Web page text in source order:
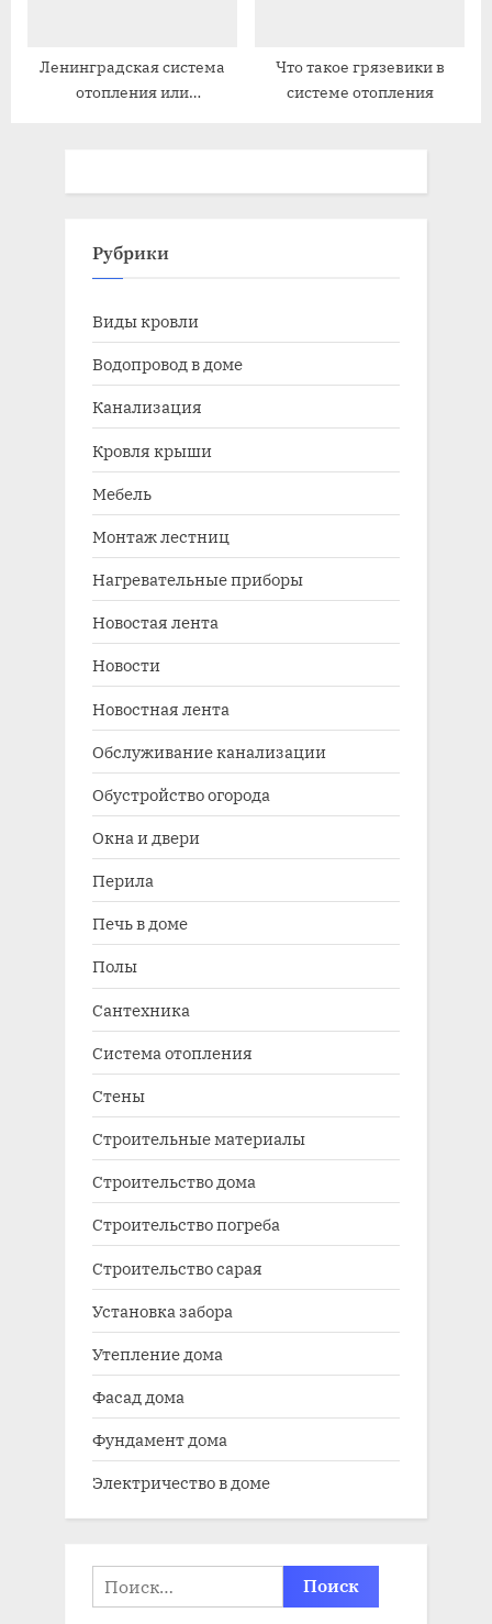
Ленинградская система
отопления или
Что такое грязевики в
системе отопления
Рубрики
Виды кровли
Водопровод в доме
Канализация
Кровля крыши
Мебель
Монтаж лестниц
Нагревательные приборы
Новостая лента
Новости
Новостная лента
Обслуживание канализации
Обустройство огорода
Окна и двери
Перила
Печь в доме
Полы
Сантехника
Система отопления
Стены
Строительные материалы
Строительство дома
Строительство погреба
Строительство сарая
Установка забора
Утепление дома
Фасад дома
Фундамент дома
Электричество в доме
Найти: